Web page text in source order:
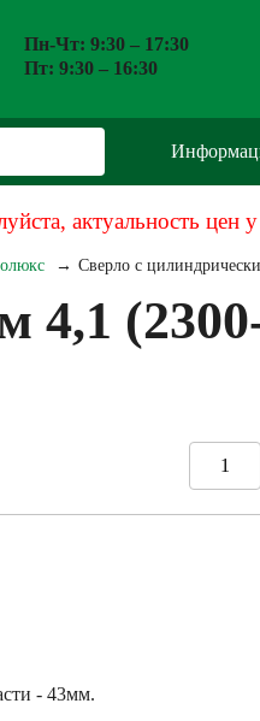
Пн-Чт: 9:30 – 17:30
Пт: 9:30 – 16:30
актуальность цен
Сверло с
4,1
- 43мм.